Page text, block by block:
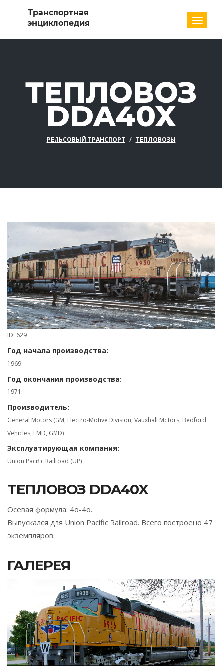
ТЕПЛОВОЗ
DDA40X
РЕЛЬСОВЫЙ ТРАНСПОРТ ТЕПЛОВОЗЫ
ID: 629
Год начала производства:
1969
Год окончания производства:
1971
Производитель:
General Motors (GM, Electro-Motive Division, Vauxhall Motors, Bedford
Vehicles, EMD, GMD)
Эксплуатирующая компания:
Union Pacific Railroad (UP)
ТЕПЛОВОЗ DDA40X
Осевая формула: 4о-4о.
Выпускался для Union Pacific Railroad. Всего построено 47
экземпляров.
ГАЛЕРЕЯ